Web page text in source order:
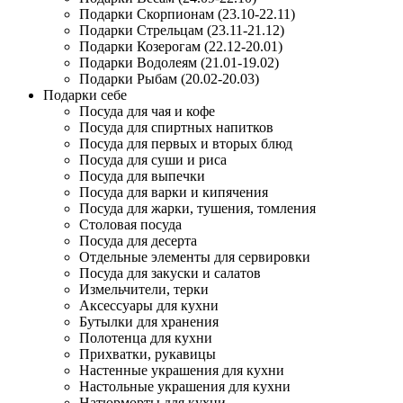
Подарки Скорпионам (23.10-22.11)
Подарки Стрельцам (23.11-21.12)
Подарки Козерогам (22.12-20.01)
Подарки Водолеям (21.01-19.02)
Подарки Рыбам (20.02-20.03)
Подарки себе
Посуда для чая и кофе
Посуда для спиртных напитков
Посуда для первых и вторых блюд
Посуда для суши и риса
Посуда для выпечки
Посуда для варки и кипячения
Посуда для жарки, тушения, томления
Столовая посуда
Посуда для десерта
Отдельные элементы для сервировки
Посуда для закуски и салатов
Измельчители, терки
Аксессуары для кухни
Бутылки для хранения
Полотенца для кухни
Прихватки, рукавицы
Настенные украшения для кухни
Настольные украшения для кухни